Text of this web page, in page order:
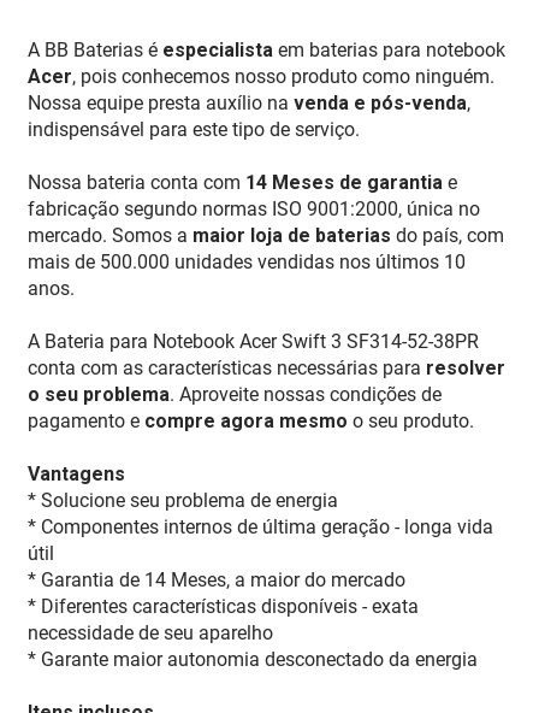
A BB Baterias é especialista em baterias para notebook
Acer, pois conhecemos nosso produto como ninguém.
Nossa equipe presta auxílio na venda e pós-venda,
indispensável para este tipo de serviço.
Nossa bateria conta com 14 Meses de garantia e
fabricação segundo normas ISO 9001:2000, única no
mercado. Somos a maior loja de baterias do país, com
mais de 500.000 unidades vendidas nos últimos 10
anos.
A Bateria para Notebook Acer Swift 3 SF314-52-38PR
conta com as características necessárias para resolver
o seu problema. Aproveite nossas condições de
pagamento e compre agora mesmo o seu produto.
Vantagens
* Solucione seu problema de energia
* Componentes internos de última geração - longa vida
útil
* Garantia de 14 Meses, a maior do mercado
* Diferentes características disponíveis - exata
necessidade de seu aparelho
* Garante maior autonomia desconectado da energia